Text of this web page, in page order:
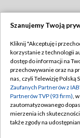
Abonament TVP
Emisja w TVP
Centrum
Naziemna
Szanujemy Twoją
Kliknij "Akceptuję i
korzystanie z technologii
dostęp do informacji na
przechowywanie oraz na
nas, czyli Telewizję Polską
Zaufanych Partnerów z
Partnerów TVP (93 firm),
zautomatyzowanego
mierzenia ich
także zgody na